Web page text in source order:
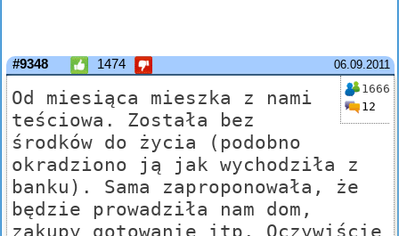
06.09.2011
#9348 1474
1666
12
Od miesiąca mieszka z nami
teściowa. Została bez
środków do życia (podobno
okradziono ją jak wychodziła z
banku). Sama zaproponowała, że
będzie prowadziła nam dom,
zakupy gotowanie itp. Oczywiście